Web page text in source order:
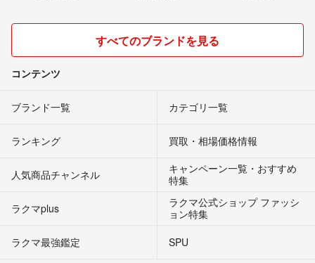
すべてのブランドを見る
コンテンツ
ブランド一覧 カテゴリ一覧
ランキング 買取・相場価格情報
人気商品チャンネル
キャンペーン一覧・おすすめ
特集
ラクマplus
ラクマ公式ショップ ファッシ
ョン特集
ラクマ最強鑑定
SPU